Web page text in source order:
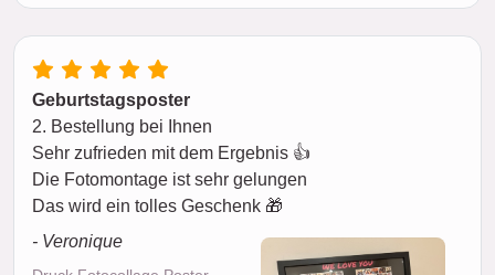
Geburtstagsposter
2. Bestellung bei Ihnen
Sehr zufrieden mit dem Ergebnis 👍
Die Fotomontage ist sehr gelungen
Das wird ein tolles Geschenk 🎁
- Veronique